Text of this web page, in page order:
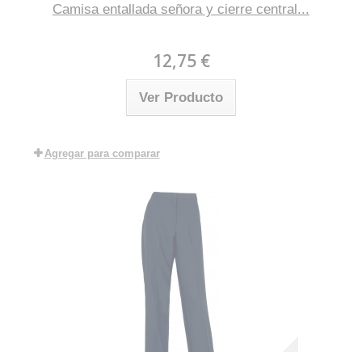
Camisa entallada señora y cierre central...
12,75 €
Ver Producto
Agregar para comparar